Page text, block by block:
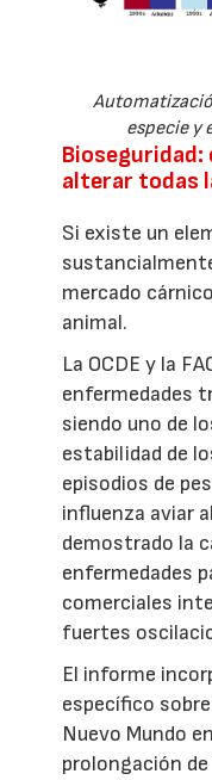
especie y
Bioseguridad:
alterar todas
Si existe un
mercado
animal.
La OCDE y la
enfermedades
siendo uno de
estabilidad de
episodios de
influenza aviar
demostrado la
enfermedades
comerciales
fuertes
El informe
específico
Nuevo Mundo
prolongación